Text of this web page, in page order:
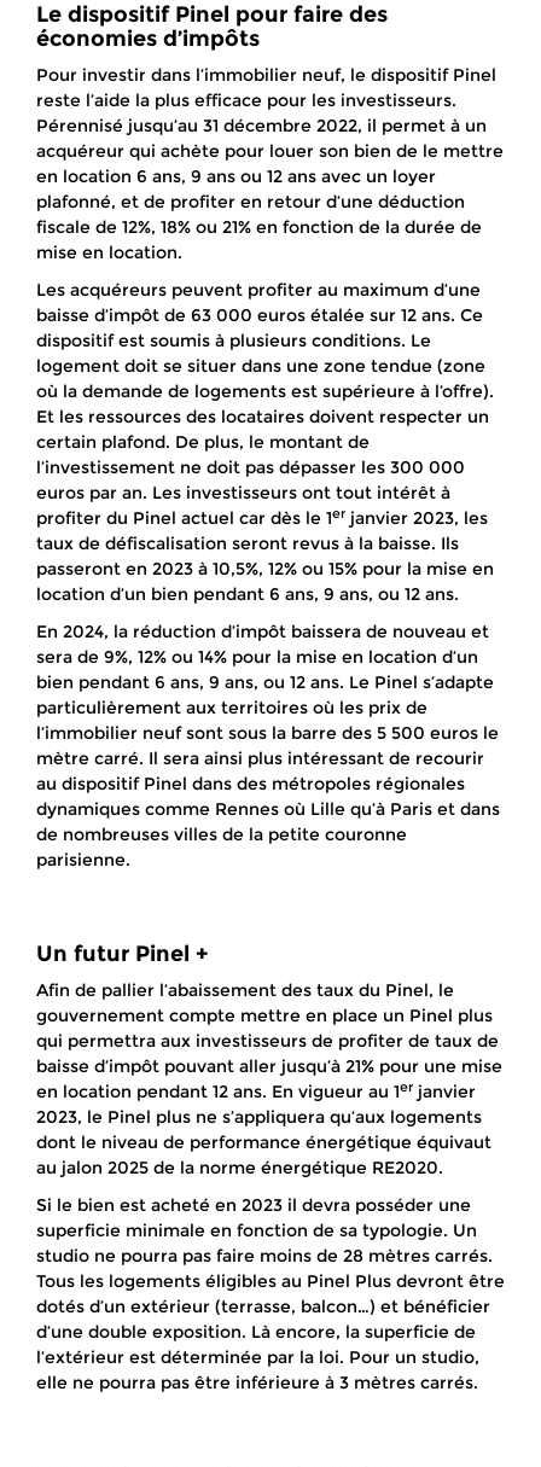
Le dispositif Pinel pour faire des
économies d’impôts
Pour investir dans l’immobilier neuf, le dispositif Pinel
reste l’aide la plus efficace pour les investisseurs.
Pérennisé jusqu’au 31 décembre 2022, il permet à un
acquéreur qui achète pour louer son bien de le mettre
en location 6 ans, 9 ans ou 12 ans avec un loyer
plafonné, et de profiter en retour d’une déduction
fiscale de 12%, 18% ou 21% en fonction de la durée de
mise en location.
Les acquéreurs peuvent profiter au maximum d’une
baisse d’impôt de 63 000 euros étalée sur 12 ans. Ce
dispositif est soumis à plusieurs conditions. Le
logement doit se situer dans une zone tendue (zone
où la demande de logements est supérieure à l’offre).
Et les ressources des locataires doivent respecter un
certain plafond. De plus, le montant de
l’investissement ne doit pas dépasser les 300 000
euros par an. Les investisseurs ont tout intérêt à
profiter du Pinel actuel car dès le 1er janvier 2023, les
taux de défiscalisation seront revus à la baisse. Ils
passeront en 2023 à 10,5%, 12% ou 15% pour la mise en
location d’un bien pendant 6 ans, 9 ans, ou 12 ans.
En 2024, la réduction d’impôt baissera de nouveau et
sera de 9%, 12% ou 14% pour la mise en location d’un
bien pendant 6 ans, 9 ans, ou 12 ans. Le Pinel s’adapte
particulièrement aux territoires où les prix de
l’immobilier neuf sont sous la barre des 5 500 euros le
mètre carré. Il sera ainsi plus intéressant de recourir
au dispositif Pinel dans des métropoles régionales
dynamiques comme Rennes où Lille qu’à Paris et dans
de nombreuses villes de la petite couronne
parisienne.
Un futur Pinel +
Afin de pallier l’abaissement des taux du Pinel, le
gouvernement compte mettre en place un Pinel plus
qui permettra aux investisseurs de profiter de taux de
baisse d’impôt pouvant aller jusqu’à 21% pour une mise
en location pendant 12 ans. En vigueur au 1er janvier
2023, le Pinel plus ne s’appliquera qu’aux logements
dont le niveau de performance énergétique équivaut
au jalon 2025 de la norme énergétique RE2020.
Si le bien est acheté en 2023 il devra posséder une
superficie minimale en fonction de sa typologie. Un
studio ne pourra pas faire moins de 28 mètres carrés.
Tous les logements éligibles au Pinel Plus devront être
dotés d’un extérieur (terrasse, balcon…) et bénéficier
d’une double exposition. Là encore, la superficie de
l’extérieur est déterminée par la loi. Pour un studio,
elle ne pourra pas être inférieure à 3 mètres carrés.